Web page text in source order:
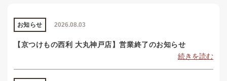
2026.08.03
お知らせ
【京つけもの西利 大丸神戸店】営業終了のお知らせ
続きを読む